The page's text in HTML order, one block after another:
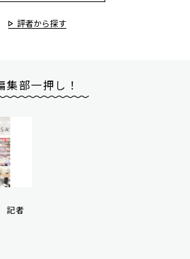
評者から探す
集部一押し！
記者